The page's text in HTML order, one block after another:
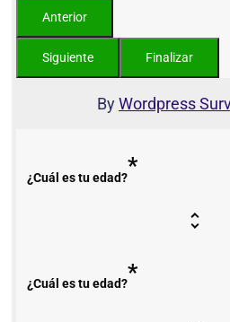
ByWordpress
¿Cuál es tu edad?*
¿Cuál es tu edad?*